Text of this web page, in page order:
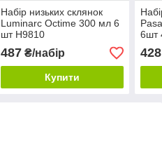
Набір низьких склянок
Luminarc Octime 300 мл 6
шт Н9810
487₴/набір
Купити
6шт
428